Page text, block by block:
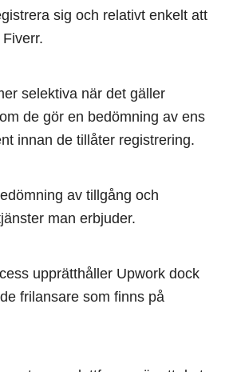
sig och relativt enkelt att
selektiva när det gäller
de gör en bedömning av ens
innan de tillåter registrering.
av tillgång och
man erbjuder.
upprätthåller Upwork dock
frilansare som finns på